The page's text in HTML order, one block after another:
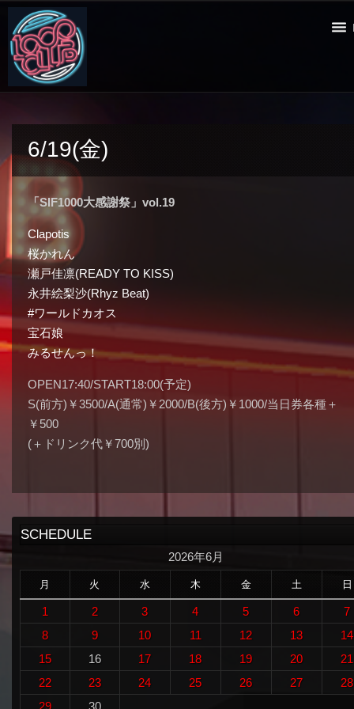
6/19(金)
「SIF1000大感謝祭」vol.19
Clapotis
桜かれん
瀬戸佳凛(READY TO KISS)
永井絵梨沙(Rhyz Beat)
#ワールドカオス
宝石娘
みるせんっ！
OPEN17:40/START18:00(予定)
S(前方)￥3500/A(通常)￥2000/B(後方)￥1000/当日券各種＋
￥500
(＋ドリンク代￥700別)
SCHEDULE
2026年6月
月 火 水 木 金 土 日
1 2 3 4 5 6
7
8
9 10 11 12 13
14
15
16 17 18 19 20
21
22
23 24 25 26 27
28
29
30